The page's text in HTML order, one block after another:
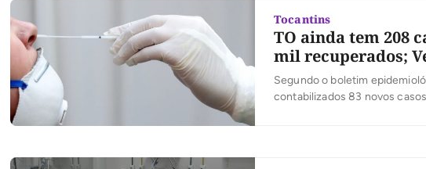
Tocantins
TO ainda tem 208
mil recuperados;
Segundo o boletim
contabilizados 83 novos